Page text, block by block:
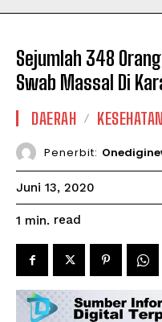
Sejumlah 348
Swab Massal Di
DAERAH KESEHATAN
Penerbit:
Juni 13, 2020
1 min. read